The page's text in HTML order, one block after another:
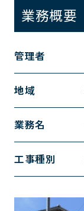
業務概要
管理者
地域
業務名
工事種別